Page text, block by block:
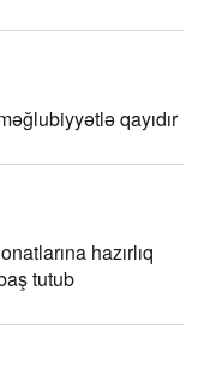
qayıdır
hazırlıq
tutub